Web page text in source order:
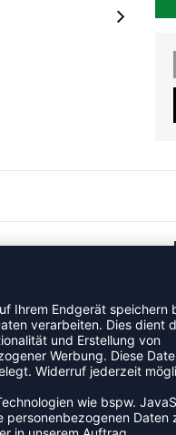
Klimamanagement.
optimale Belüftung
Das Ferrara 2.0
für Erima typischen